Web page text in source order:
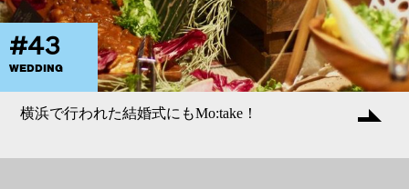
#43
WEDDING
横浜で行われた結婚式にもMo:take！